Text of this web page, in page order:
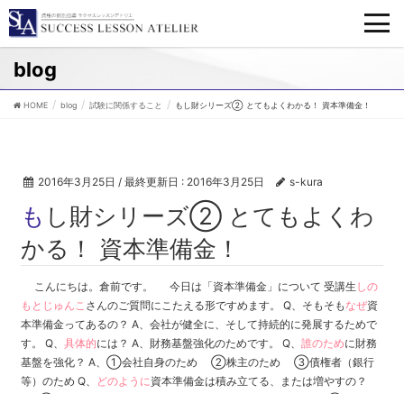
blog
HOME blog 試験に関係すること もし財シリーズ② とてもよくわかる！ 資本準備金！
2016年3月25日 / 最終更新日 : 2016年3月25日 s-kura
もし財シリーズ② とてもよくわ
かる！ 資本準備金！
こんにちは。倉前です。 今日は「資本準備金」について 受講生 しの
もとじゅんこ さんのご質問にこたえる形ですめます。 Q、そもそも なぜ資
本準備金ってあるの？ A、会社が健全に、そして持続的に発展するためで
す。 Q、具体的には？ A、財務基盤強化のためです。 Q、誰のために財務
基盤を強化？ A、①会社自身のため ②株主のため ③債権者（銀行
等）のため Q、
どのように資本準備金は積み立てる、または増やすの？